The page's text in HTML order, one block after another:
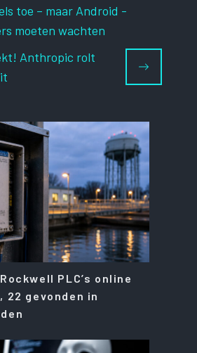
toe – maar Android -
moeten wachten
Anthropic rolt
PLC’s online
gevonden in